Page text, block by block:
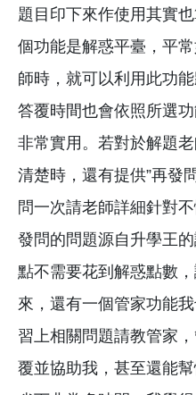
題目印下來作使用其實
個功能是解惑平臺，平
師時，就可以利用此功
答覆時間也會依照所選
非常實用。若對於解題
清楚時，還有提供”再發
問一次請老師詳細針對
發問的問題源自升學王
點不需要花到解惑點數
來，還有一個管家功能
習上相關問題請教管家
覆並協助我，甚至還能